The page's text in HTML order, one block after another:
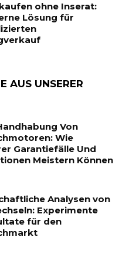
ohne Inserat:
Lösung für
AUS UNSERER
Von
Wie
Garantiefälle Und
Meistern Können
Analysen von
Experimente
für den